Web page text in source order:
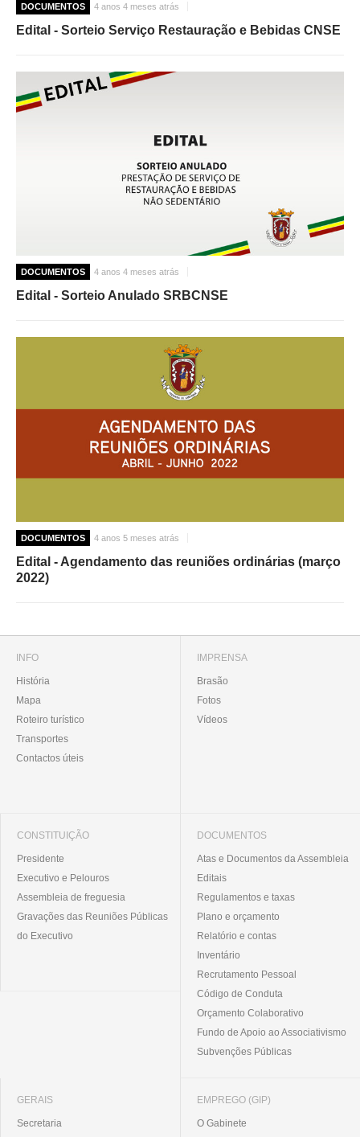
DOCUMENTOS 4 anos 4 meses atrás
Edital - Sorteio Serviço Restauração e Bebidas CNSE
DOCUMENTOS 4 anos 4 meses atrás
Edital - Sorteio Anulado SRBCNSE
DOCUMENTOS 4 anos 5 meses atrás
Edital - Agendamento das reuniões ordinárias (março
2022)
INFO
História
Mapa
Roteiro turístico
Transportes
Contactos úteis
IMPRENSA
Brasão
Fotos
Vídeos
CONSTITUIÇÃO
Presidente
Executivo e Pelouros
Assembleia de freguesia
Gravações das Reuniões Públicas
do Executivo
DOCUMENTOS
Atas e Documentos da Assembleia
Editais
Regulamentos e taxas
Plano e orçamento
Relatório e contas
Inventário
Recrutamento Pessoal
Código de Conduta
Orçamento Colaborativo
Fundo de Apoio ao Associativismo
Subvenções Públicas
GERAIS
Secretaria
EMPREGO (GIP)
O Gabinete